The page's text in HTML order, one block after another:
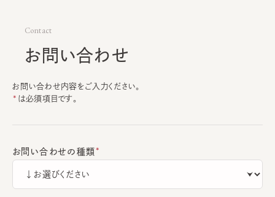
Contact
お問い合わせ
お問い合わせ内容をご入力ください。
は必須項目です。
お問い合わせの種類